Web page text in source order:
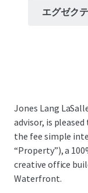
エグゼク
Jones Lang
advisor, is
the fee simple
“Property”), a
creative office
Waterfront.